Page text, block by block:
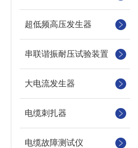
超低频高压发生器
串联谐振耐压试验装置
大电流发生器
电缆刺扎器
电缆故障测试仪